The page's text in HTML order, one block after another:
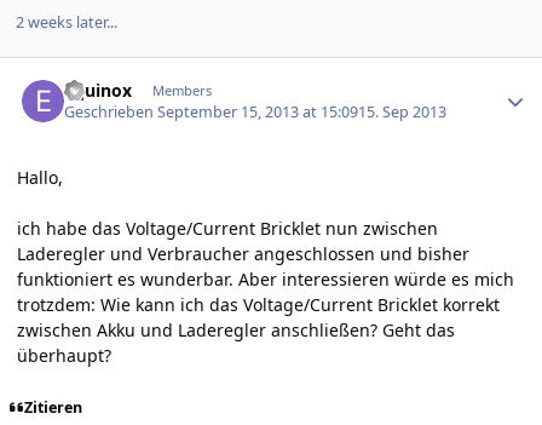
2 weeks later...
Equinox Members
GeschriebenSeptember 15, 2013 at 15:0915. Sep 2013
Hallo,
ich habe das Voltage/Current Bricklet nun zwischen
Laderegler und Verbraucher angeschlossen und bisher
funktioniert es wunderbar. Aber interessieren würde es mich
trotzdem: Wie kann ich das Voltage/Current Bricklet korrekt
zwischen Akku und Laderegler anschließen? Geht das
überhaupt?
Zitieren